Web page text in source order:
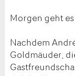
Morgen geht
Nachdem
Goldmäuder,